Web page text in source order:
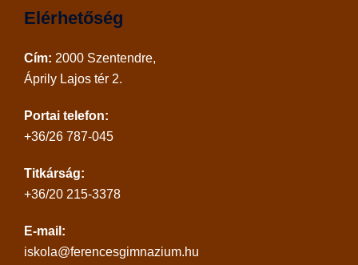
Elérhetőség
Cím: 2000 Szentendre,
Áprily Lajos tér 2.
Portai telefon:
+36/26 787-045
Titkárság:
+36/20 215-3378
E-mail:
iskola@ferencesgimnazium.hu